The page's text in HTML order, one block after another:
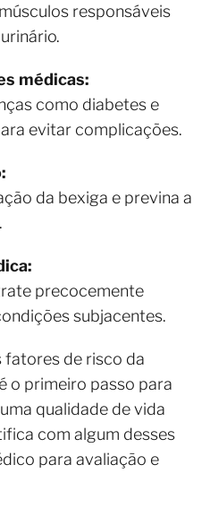
responsáveis
médicas:
como diabetes e
evitar complicações.
da bexiga e previna a
precocemente
subjacentes.
fatores de risco da
é o primeiro passo para
qualidade de vida
com algum desses
para avaliação e